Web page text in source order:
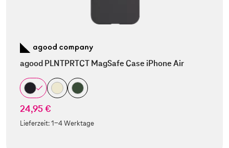
agood PLNTPRTCT MagSafe Case iPhone Air
24,95 €
Lieferzeit:1-4 Werktage